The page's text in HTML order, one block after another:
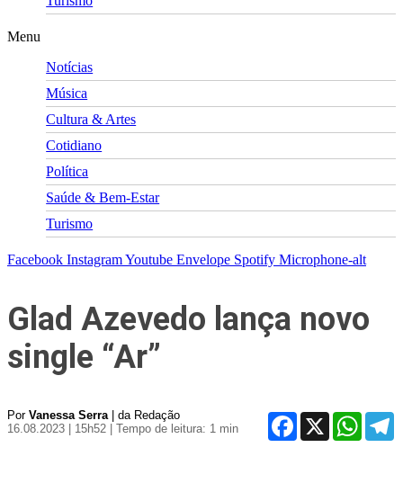
Menu
Notícias
Música
Cultura & Artes
Cotidiano
Política
Saúde & Bem-Estar
Turismo
Facebook InstagramYoutube Envelope Spotify Microphone-alt
Glad Azevedo lança novo
single “Ar”
Por Vanessa Serra| da Redação
16.08.2023 | 15h52
| Tempo de leitura: 1 min
Facebook
X